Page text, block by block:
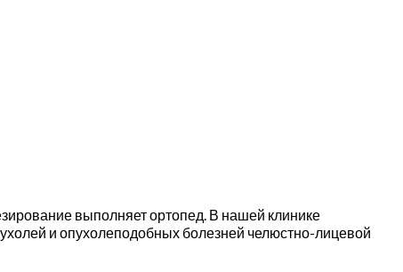
выполняет ортопед. В нашей клинике
и опухолеподобных болезней челюстно-лицевой